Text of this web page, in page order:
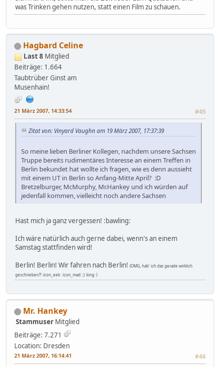
was Trinken gehen nutzen, statt einen Film zu schauen.
Hagbard Celine
Last 8 Mitglied
Beiträge: 1.664
Taubtrüber Ginst am
Musenhain!
21 März 2007, 14:33:54 #45
Zitat von: Vinyard Vaughn am 19 März 2007, 17:37:39
So meine lieben Berliner Kollegen, nachdem unsere Sachsen
Truppe bereits rudimentäres Interesse an einem Treffen in
Berlin bekundet hat wollte ich fragen, wie es denn aussieht
mit einem UT in Berlin so Anfang-Mitte April? :D
Bretzelburger, McMurphy, Mr.Hankey und ich würden auf
jedenfall kommen, vielleicht noch andere Sachsen
Hast mich ja ganz vergessen! :bawling:
Ich wäre natürlich auch gerne dabei, wenn's an einem
Samstag stattfinden wird!
Berlin! Berlin! Wir fahren nach Berlin! (OMG, hab' ich das gerade wirklich
geschrieben?! :icon_eek: :icon_mad: ;) :king: )
Mr. Hankey
Stammuser Mitglied
Beiträge: 7.271
Location: Dresden
21 März 2007, 16:14:41 #46